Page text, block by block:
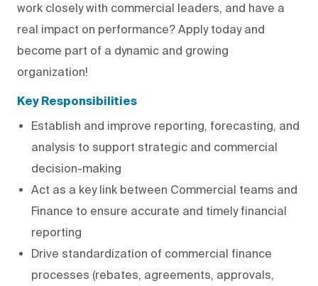
work closely with commercial leaders, and have a
real impact on performance? Apply today and
become part of a dynamic and growing
organization!
Key Responsibilities
Establish and improve reporting, forecasting, and
analysis to support strategic and commercial
decision-making
Act as a key link between Commercial teams and
Finance to ensure accurate and timely financial
reporting
Drive standardization of commercial finance
processes (rebates, agreements, approvals,